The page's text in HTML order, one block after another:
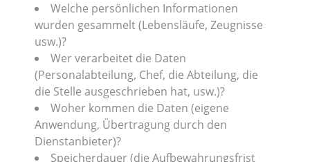
Welche persönlichen Informationen
wurden gesammelt (Lebensläufe, Zeugnisse
usw.)?
Wer verarbeitet die Daten
(Personalabteilung, Chef, die Abteilung, die
die Stelle ausgeschrieben hat, usw.)?
Woher kommen die Daten (eigene
Anwendung, Übertragung durch den
Dienstanbieter)?
Speicherdauer (die Aufbewahrungsfrist